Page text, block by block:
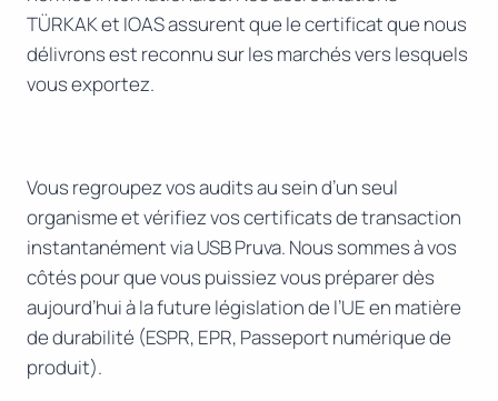
TÜRKAK et IOAS assurent que le certificat que nous
délivrons est reconnu sur les marchés vers lesquels
vous exportez.
Vous regroupez vos audits au sein d’un seul
organisme et vérifiez vos certificats de transaction
instantanément via USB Pruva. Nous sommes à vos
côtés pour que vous puissiez vous préparer dès
aujourd’hui à la future législation de l’UE en matière
de durabilité (ESPR, EPR, Passeport numérique de
produit).